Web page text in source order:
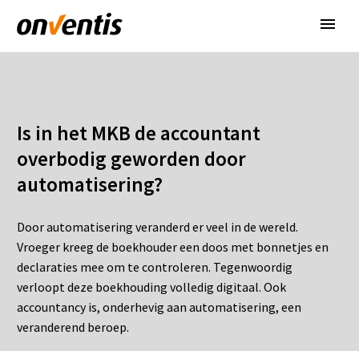
Is in het MKB de accountant
overbodig geworden door
automatisering?
Door automatisering veranderd er veel in de wereld.
Vroeger kreeg de boekhouder een doos met bonnetjes en
declaraties mee om te controleren. Tegenwoordig
verloopt deze boekhouding volledig digitaal. Ook
accountancy is, onderhevig aan automatisering, een
veranderend beroep.